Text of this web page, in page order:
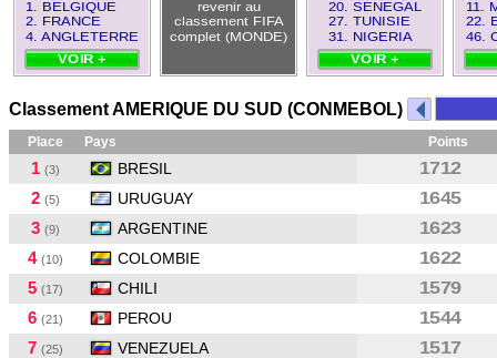
1. BELGIQUE
2. FRANCE
4. ANGLETERRE
VOIR +
revenir au
classement FIFA
complet (MONDE)
20. SENEGAL
27. TUNISIE
31. NIGERIA
VOIR +
11.
22.
46.
Classement AMERIQUE DU SUD (CONMEBOL)
Place Pays Points
1 (3) BRESIL
1712
2 (5) URUGUAY
1645
3 (9) ARGENTINE
1623
4 (10) COLOMBIE
1622
5 (17) CHILI
1579
6 (21) PEROU
1544
7 (25) VENEZUELA
1517